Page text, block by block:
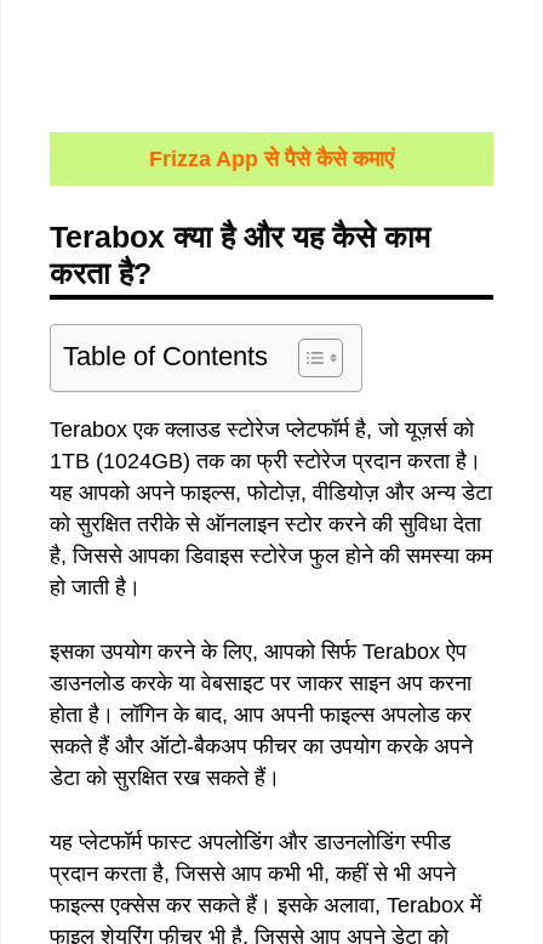
Frizza App से पैसे कैसे कमाएं
Terabox क्या है और यह कैसे काम
करता है?
Table of Contents
Terabox एक क्लाउड स्टोरेज प्लेटफॉर्म है, जो यूज़र्स को
1TB (1024GB) तक का फ्री स्टोरेज प्रदान करता है।
यह आपको अपने फाइल्स, फोटोज़, वीडियोज़ और अन्य डेटा
को सुरक्षित तरीके से ऑनलाइन स्टोर करने की सुविधा देता
है, जिससे आपका डिवाइस स्टोरेज फुल होने की समस्या कम
हो जाती है।
इसका उपयोग करने के लिए, आपको सिर्फ Terabox ऐप
डाउनलोड करके या वेबसाइट पर जाकर साइन अप करना
होता है। लॉगिन के बाद, आप अपनी फाइल्स अपलोड कर
सकते हैं और ऑटो-बैकअप फीचर का उपयोग करके अपने
डेटा को सुरक्षित रख सकते हैं।
यह प्लेटफॉर्म फास्ट अपलोडिंग और डाउनलोडिंग स्पीड
प्रदान करता है, जिससे आप कभी भी, कहीं से भी अपने
फाइल्स एक्सेस कर सकते हैं। इसके अलावा, Terabox में
फाइल शेयरिंग फीचर भी है, जिससे आप अपने डेटा को